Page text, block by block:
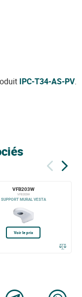
IPC-T34-AS-PV.
VFB203W
VFB203W
SUPPORT MURAL VESTA
Voir le prix